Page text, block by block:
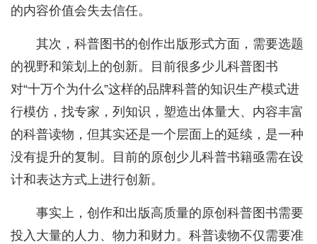
的内容价值会失去信任。
其次，科普图书的创作出版形式方面，需要选题
的视野和策划上的创新。目前很多少儿科普图书
对“十万个为什么”这样的品牌科普的知识生产模式进
行模仿，找专家，列知识，塑造出体量大、内容丰富
的科普读物，但其实还是一个层面上的延续，是一种
没有提升的复制。目前的原创少儿科普书籍亟需在设
计和表达方式上进行创新。
事实上，创作和出版高质量的原创科普图书需要
投入大量的人力、物力和财力。科普读物不仅需要准